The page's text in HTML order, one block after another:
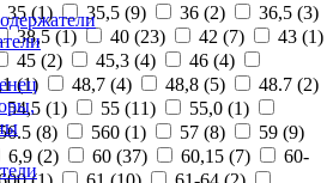
35 (1) 35,5 (9) 36 (2) 36,5 (3)
38,5 (1) 40 (23) 42 (7) 43 (1)
45 (2) 45,3 (4) 46 (4)
(1) 48,7 (4) 48,8 (5) 48.7 (2)
54,5 (1) 55 (11) 55,0 (1)
(8) 560 (1) 57 (8) 59 (9)
6,9 (2) 60 (37) 60,15 (7)
60-